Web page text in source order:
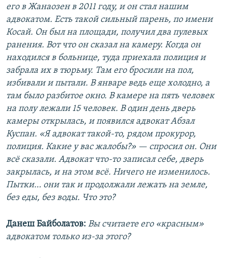
его в Жанаозен в 2011 году, и он стал нашим
адвокатом. Есть такой сильный парень, по имени
Косай. Он был на площади, получил два пулевых
ранения. Вот что он сказал на камеру. Когда он
находился в больнице, туда приехала полиция и
забрала их в тюрьму. Там его бросили на пол,
избивали и пытали. В январе ведь еще холодно, а
там было разбитое окно. В камере на пять человек
на полу лежали 15 человек. В один день дверь
камеры открылась, и появился адвокат Абзал
Куспан. «Я адвокат такой-то, рядом прокурор,
полиция. Какие у вас жалобы?» — спросил он. Они
всё сказали. Адвокат что-то записал себе, дверь
закрылась, и на этом всё. Ничего не изменилось.
Пытки… они так и продолжали лежать на земле,
без еды, без воды. Что это?
Данеш Байболатов: Вы считаете его «красным»
адвокатом только из-за этого?